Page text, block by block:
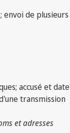
envoi de plusieurs
accusé et date
transmission
et adresses